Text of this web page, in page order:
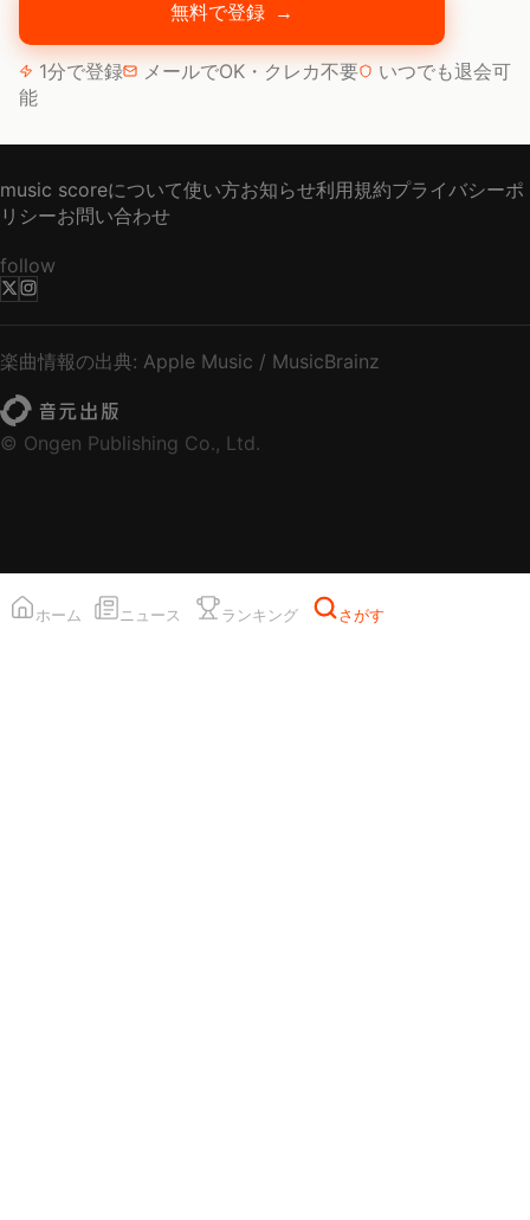
無料で登録 →
1分で登録 メールでOK・クレカ不要
いつでも退会可
能
music scoreについて使い方お知らせ利用規約プライバシーポ
リシーお問い合わせ
follow
楽曲情報の出典: Apple Music / MusicBrainz
© Ongen Publishing Co., Ltd.
ホーム ニュース ランキング さがす